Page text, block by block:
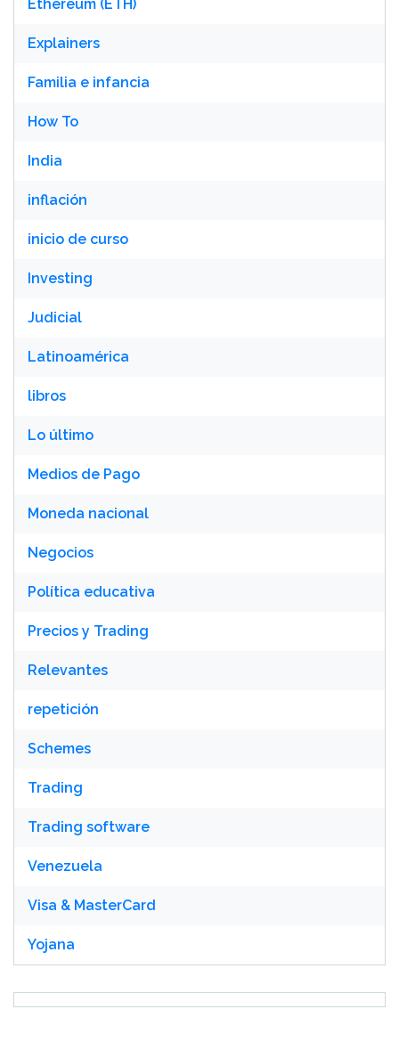
Ethereum (ETH)
Explainers
Familia e infancia
How To
India
inflación
inicio de curso
Investing
Judicial
Latinoamérica
libros
Lo último
Medios de Pago
Moneda nacional
Negocios
Política educativa
Precios y Trading
Relevantes
repetición
Schemes
Trading
Trading software
Venezuela
Visa & MasterCard
Yojana